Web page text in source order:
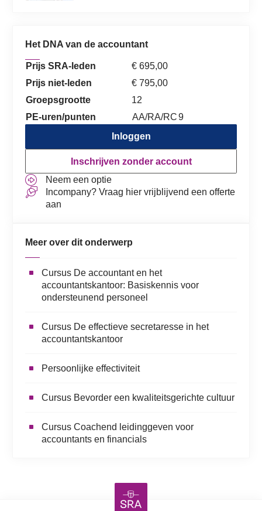
Het DNA van de accountant
Prijs SRA-leden
€ 695,00
Prijs niet-leden
€ 795,00
Groepsgrootte
12
PE-uren/punten
AA/RA/RC9
Inloggen
Inschrijven zonder account
Neem een optie
Incompany? Vraag hier vrijblijvend een offerte
aan
Meer over dit onderwerp
Cursus De accountant en het
accountantskantoor: Basiskennis voor
ondersteunend personeel
Cursus De effectieve secretaresse in het
accountantskantoor
Persoonlijke effectiviteit
Cursus Bevorder een kwaliteitsgerichte cultuur
Cursus Coachend leidinggeven voor
accountants en financials